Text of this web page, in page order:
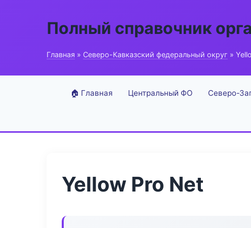
Полный справочник
Главная » Северо-Кавказский федеральный округ »
🏠 Главная Центральный ФО Северо-
Yellow Pro Net